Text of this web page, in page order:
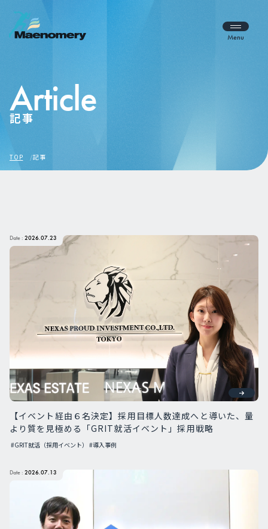
Menu
Article
記事
TOP 記事
Date : 2026.07.23
【イベント経由６名決定】採用目標人数達成へと導いた、量
より質を見極める「GRIT就活イベント」採用戦略
#GRIT就活（採用イベント） #導入事例
Date : 2026.07.13